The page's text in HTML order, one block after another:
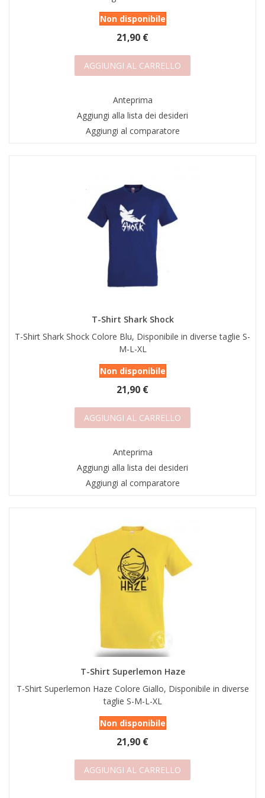
Non disponibile
21,90 €
AGGIUNGI AL CARRELLO
Anteprima
Aggiungi alla lista dei desideri
Aggiungi al comparatore
T-Shirt Shark Shock
T-Shirt Shark Shock Colore Blu, Disponibile in diverse taglie S-
M-L-XL
Non disponibile
21,90 €
AGGIUNGI AL CARRELLO
Anteprima
Aggiungi alla lista dei desideri
Aggiungi al comparatore
T-Shirt Superlemon Haze
T-Shirt Superlemon Haze Colore Giallo, Disponibile in diverse
taglie S-M-L-XL
Non disponibile
21,90 €
AGGIUNGI AL CARRELLO